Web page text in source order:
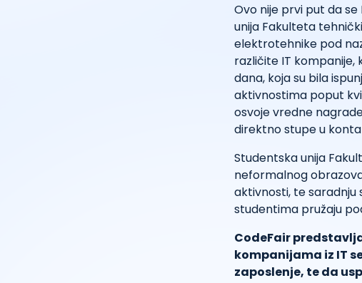
Ovo nije prvi put da
unija Fakulteta
elektrotehnike pod
različite IT
dana, koja su bila
aktivnostima poput
osvoje vredne
direktno stupe u
Studentska unija
neformalnog
aktivnosti, te saradnju
studentima pružaju
CodeFair
kompanijama iz IT
zaposlenje, te da